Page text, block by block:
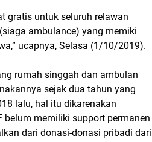
gratis untuk seluruh relawan
ambulance) yang memiki
ucapnya, Selasa (1/10/2019).
rumah singgah dan ambulan
sejak dua tahun yang
lalu, hal itu dikarenakan
belum memiliki support permanen
dari donasi-donasi pribadi dari